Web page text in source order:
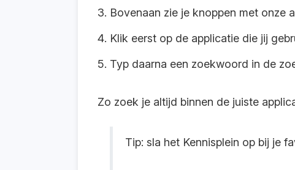
Bovenaan zie je knoppen met onze
Klik eerst op de applicatie die jij
Typ daarna een zoekwoord in de
Zo zoek je altijd binnen de juiste
Tip: sla het Kennisplein op bij je